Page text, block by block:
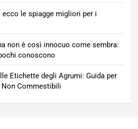
ecco le spiagge migliori per i
non è così innocuo come sembra:
conoscono
Etichette degli Agrumi: Guida per
Commestibili